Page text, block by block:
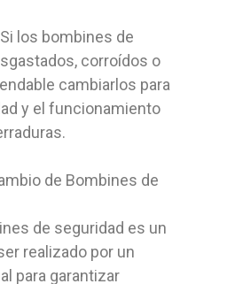
los bombines de
corroídos o
cambiarlos para
y el funcionamiento
de Bombines de
de seguridad es un
realizado por un
para garantizar